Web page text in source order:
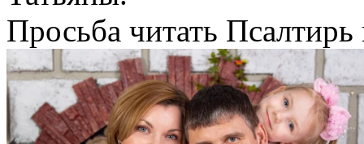
Просьба читать